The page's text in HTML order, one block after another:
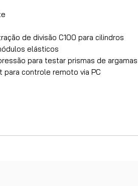
de divisão C100 para cilindros
elásticos
para testar prismas de
para controle remoto via PC